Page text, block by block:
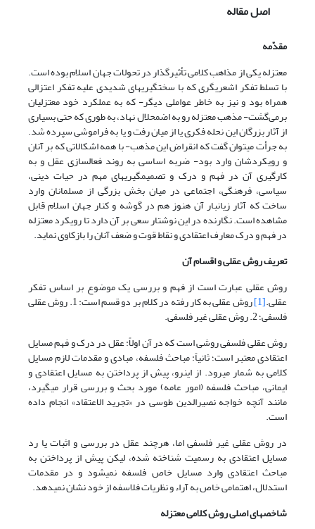
اصل مقاله
مقدّمه
معتزله یکی از مذاهب کلامی تأثیرگذار در تحولات جهان اسلام بوده است.
با تسلط تفکر اشعری­گری که با سخت­گیری­های شدیدی علیه تفکر اعتزالی
همراه بود و نیز به خاطر عواملی دیگر- که به عملکرد خود معتزلیان
برمی‌گشت- مذهب معتزله رو به اضمحلال نهاد، به طوری که حتی بسیاری
از آثار بزرگان این نحله فکری یا از میان رفت و یا به فراموشی سپرده شد.
به جرأت می­توان گفت که انقراض این مذهب- با همه اشکالاتی که بر آنان
و رویکردشان وارد بود- ضربه اساسی به روند فعال‏سازی عقل و به
کارگیری آن در فهم و درک و تصمیم­گیری­های مهم در حیات دینی،
سیاسی، فرهنگی، اجتماعی در میان بخش بزرگی از مسلمانان وارد
ساخت که آثار زیانبار آن هنوز هم در گوشه و کنار جهان اسلام قابل
مشاهده است. نگارنده در این نوشتار سعی بر آن دارد تا رویکرد معتزله
در فهم و درک معارف اعتقادی و نقاط قوت و ضعف آنان را بازکاوی نماید.
تعریف روش عقلی و اقسام آن
روش عقلی عبارت است از فهم و بررسی یک موضوع بر اساس تفکر
عقلی.[1] روش عقلی به کار رفته در کلام بر دو قسم است: 1. روش عقلی
فلسفی؛ 2. روش عقلی غیر فلسفی.
روش عقلی فلسفی روشی است که در آن اولاً: عقل در درک و فهم مسایل
اعتقادی معتبر است؛ ثانیاً: مباحث فلسفه، مبادی و مقدمات لازم مسایل
کلامی به شمار می‏رود. از این­رو، پیش از پرداختن به مسایل اعتقادی و
ایمانی، مباحث فلسفه (امور عامه) مورد بحث و بررسی قرار می­گیرد،
مانند آنچه خواجه نصیرالدین طوسی در «تجرید الاعتقاد» انجام داده
است.
در روش عقلی غیر فلسفی اما، هرچند عقل در بررسی و اثبات یا رد
مسایل اعتقادی به رسمیت شناخته شده، لیکن پیش از پرداختن به
مباحث اعتقادی وارد مسایل خاص فلسفه نمی­شود و در مقدمات
استدلال، اهتمامی خاص به آراء و نظریات فلاسفه از خود نشان نمی­دهد.
شاخص­های اصلی روش کلامی معتزله